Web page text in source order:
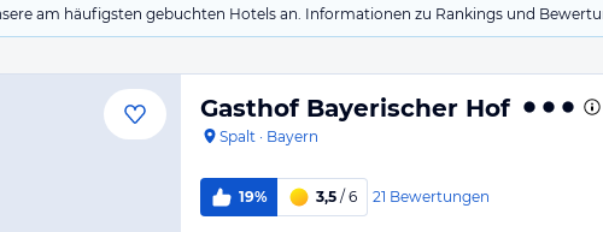
am häufigsten gebuchten Hotels an. Informationen zu Rankings und
Gasthof Bayerischer Hof
Spalt · Bayern
19% 3,5 / 6 21 Bewertungen